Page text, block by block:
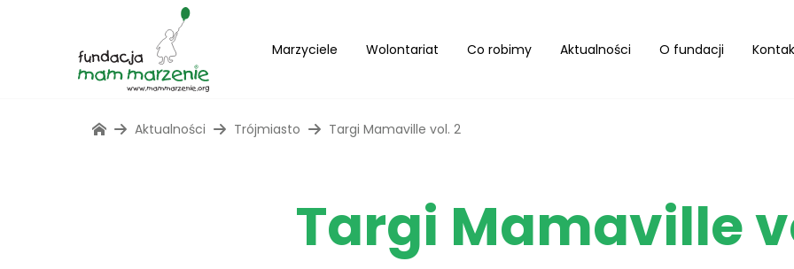
Marzyciele Wolontariat Co robimy Aktualności O fundacji
Aktualności Trójmiasto Targi Mamaville vol. 2
Targi Mamaville